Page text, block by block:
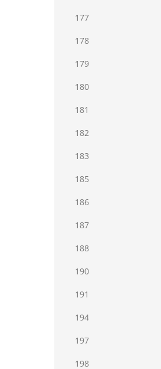
177
178
179
180
181
182
183
185
186
187
188
190
191
194
197
198